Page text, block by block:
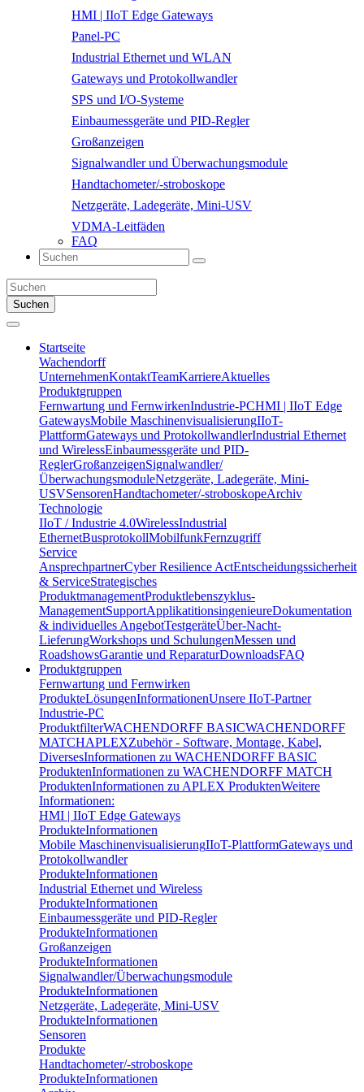
HMI | IIoT Edge Gateways
Panel-PC
Industrial Ethernet und WLAN
Gateways und Protokollwandler
SPS und I/O-Systeme
Einbaumessgeräte und PID-Regler
Großanzeigen
Signalwandler und Überwachungsmodule
Handtachometer/-stroboskope
Netzgeräte, Ladegeräte, Mini-USV
VDMA-Leitfäden
FAQ
Suchen
Startseite
Wachendorff
UnternehmenKontaktTeamKarriereAktuelles
Produktgruppen
Fernwartung und FernwirkenIndustrie-PCHMI | IIoT Edge
GatewaysMobile MaschinenvisualisierungIIoT-
PlattformGateways und ProtokollwandlerIndustrial Ethernet
und WirelessEinbaumessgeräte und PID-
ReglerGroßanzeigenSignalwandler/
ÜberwachungsmoduleNetzgeräte, Ladegeräte, Mini-
USVSensorenHandtachometer/-stroboskopeArchiv
Technologie
IIoT / Industrie 4.0WirelessIndustrial
EthernetBusprotokollMobilfunkFernzugriff
Service
AnsprechpartnerCyber Resilience ActEntscheidungssicherheit
& ServiceStrategisches
ProduktmanagementProduktlebenszyklus-
ManagementSupportApplikatitionsingenieureDokumentation
& individuelles AngebotTestgeräteÜber-Nacht-
LieferungWorkshops und SchulungenMessen und
RoadshowsGarantie und ReparaturDownloadsFAQ
Produktgruppen
Fernwartung und Fernwirken
ProdukteLösungenInformationenUnsere IIoT-Partner
Industrie-PC
ProduktfilterWACHENDORFF BASICWACHENDORFF
MATCHAPLEXZubehör - Software, Montage, Kabel,
DiversesInformationen zu WACHENDORFF BASIC
ProduktenInformationen zu WACHENDORFF MATCH
ProduktenInformationen zu APLEX ProduktenWeitere
Informationen:
HMI | IIoT Edge Gateways
ProdukteInformationen
Mobile MaschinenvisualisierungIIoT-PlattformGateways und
Protokollwandler
ProdukteInformationen
Industrial Ethernet und Wireless
ProdukteInformationen
Einbaumessgeräte und PID-Regler
ProdukteInformationen
Großanzeigen
ProdukteInformationen
Signalwandler/Überwachungsmodule
ProdukteInformationen
Netzgeräte, Ladegeräte, Mini-USV
ProdukteInformationen
Sensoren
Produkte
Handtachometer/-stroboskope
ProdukteInformationen